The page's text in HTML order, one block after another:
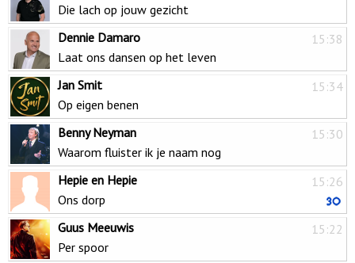
Die lach op jouw gezicht
15:38
Dennie Damaro
Laat ons dansen op het leven
15:34
Jan Smit
Op eigen benen
15:30
Benny Neyman
Waarom fluister ik je naam nog
15:26
Hepie en Hepie
Ons dorp
15:22
Guus Meeuwis
Per spoor